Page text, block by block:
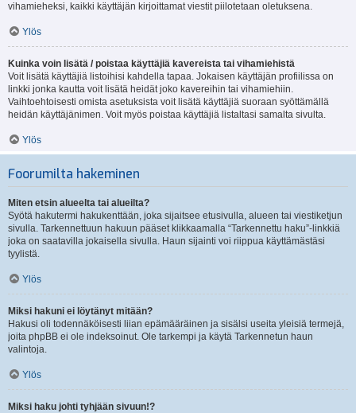
vihamieheksi, kaikki käyttäjän kirjoittamat viestit piilotetaan oletuksena.
Ylös
Kuinka voin lisätä / poistaa käyttäjiä kavereista tai vihamiehistä
Voit lisätä käyttäjiä listoihisi kahdella tapaa. Jokaisen käyttäjän profiilissa on
linkki jonka kautta voit lisätä heidät joko kavereihin tai vihamiehiin.
Vaihtoehtoisesti omista asetuksista voit lisätä käyttäjiä suoraan syöttämällä
heidän käyttäjänimen. Voit myös poistaa käyttäjiä listaltasi samalta sivulta.
Ylös
Foorumilta hakeminen
Miten etsin alueelta tai alueilta?
Syötä hakutermi hakukenttään, joka sijaitsee etusivulla, alueen tai viestiketjun
sivulla. Tarkennettuun hakuun pääset klikkaamalla “Tarkennettu haku”-linkkiä
joka on saatavilla jokaisella sivulla. Haun sijainti voi riippua käyttämästäsi
tyylistä.
Ylös
Miksi hakuni ei löytänyt mitään?
Hakusi oli todennäköisesti liian epämääräinen ja sisälsi useita yleisiä termejä,
joita phpBB ei ole indeksoinut. Ole tarkempi ja käytä Tarkennetun haun
valintoja.
Ylös
Miksi haku johti tyhjään sivuun!?